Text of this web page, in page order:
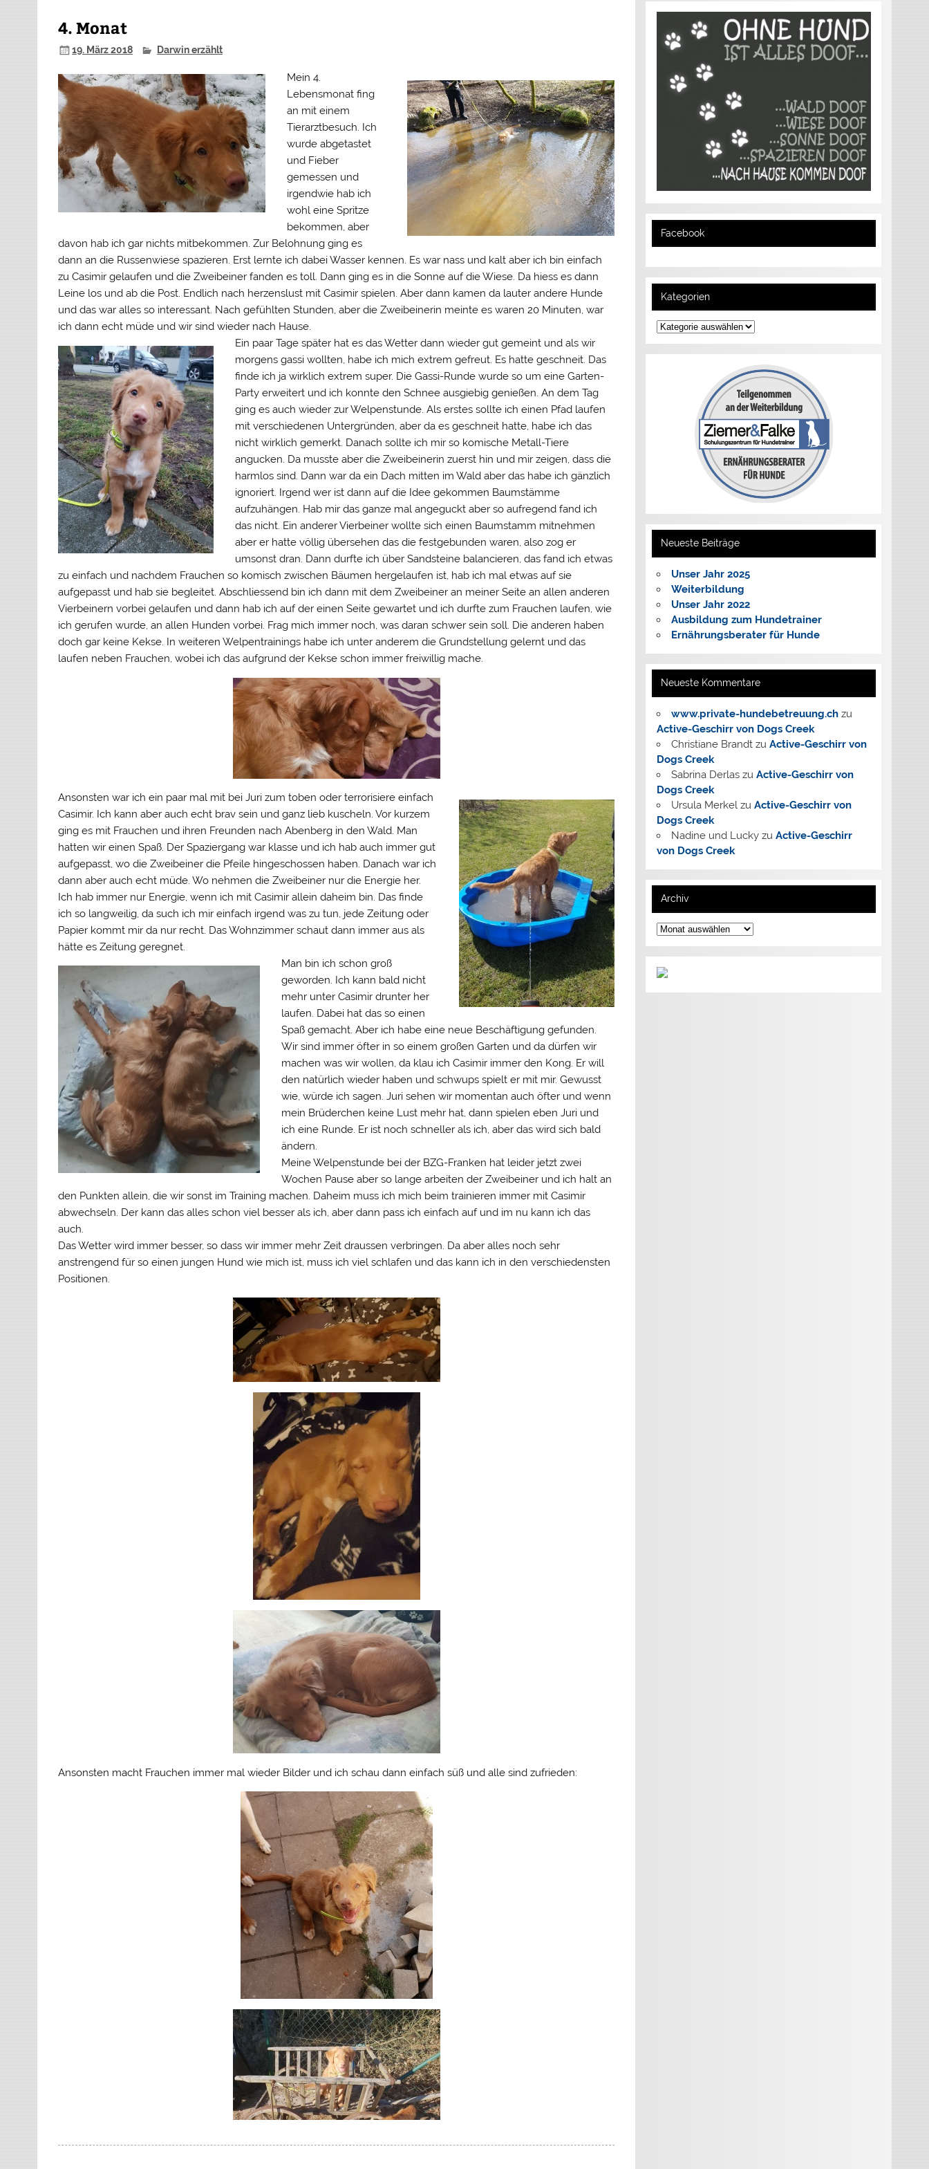
4. Monat
19. März 2018 Darwin erzählt
Mein 4.
Lebensmonat fing
an mit einem
Tierarztbesuch. Ich
wurde abgetastet
und Fieber
gemessen und
irgendwie hab ich
wohl eine Spritze
bekommen, aber
davon hab ich gar nichts mitbekommen. Zur Belohnung ging es
dann an die Russenwiese spazieren. Erst lernte ich dabei Wasser kennen. Es war nass und kalt aber ich bin einfach
zu Casimir gelaufen und die Zweibeiner fanden es toll. Dann ging es in die Sonne auf die Wiese. Da hiess es dann
Leine los und ab die Post. Endlich nach herzenslust mit Casimir spielen. Aber dann kamen da lauter andere Hunde
und das war alles so interessant. Nach gefühlten Stunden, aber die Zweibeinerin meinte es waren 20 Minuten, war
ich dann echt müde und wir sind wieder nach Hause.
Ein paar Tage später hat es das Wetter dann wieder gut gemeint und als wir
morgens gassi wollten, habe ich mich extrem gefreut. Es hatte geschneit. Das
finde ich ja wirklich extrem super. Die Gassi-Runde wurde so um eine Garten-
Party erweitert und ich konnte den Schnee ausgiebig genießen. An dem Tag
ging es auch wieder zur Welpenstunde. Als erstes sollte ich einen Pfad laufen
mit verschiedenen Untergründen, aber da es geschneit hatte, habe ich das
nicht wirklich gemerkt. Danach sollte ich mir so komische Metall-Tiere
angucken. Da musste aber die Zweibeinerin zuerst hin und mir zeigen, dass die
harmlos sind. Dann war da ein Dach mitten im Wald aber das habe ich gänzlich
ignoriert. Irgend wer ist dann auf die Idee gekommen Baumstämme
aufzuhängen. Hab mir das ganze mal angeguckt aber so aufregend fand ich
das nicht. Ein anderer Vierbeiner wollte sich einen Baumstamm mitnehmen
aber er hatte völlig übersehen das die festgebunden waren, also zog er
umsonst dran. Dann durfte ich über Sandsteine balancieren, das fand ich etwas
zu einfach und nachdem Frauchen so komisch zwischen Bäumen hergelaufen ist, hab ich mal etwas auf sie
aufgepasst und hab sie begleitet. Abschliessend bin ich dann mit dem Zweibeiner an meiner Seite an allen anderen
Vierbeinern vorbei gelaufen und dann hab ich auf der einen Seite gewartet und ich durfte zum Frauchen laufen, wie
ich gerufen wurde, an allen Hunden vorbei. Frag mich immer noch, was daran schwer sein soll. Die anderen haben
doch gar keine Kekse. In weiteren Welpentrainings habe ich unter anderem die Grundstellung gelernt und das
laufen neben Frauchen, wobei ich das aufgrund der Kekse schon immer freiwillig mache.
Ansonsten war ich ein paar mal mit bei Juri zum toben oder terrorisiere einfach
Casimir. Ich kann aber auch echt brav sein und ganz lieb kuscheln. Vor kurzem
ging es mit Frauchen und ihren Freunden nach Abenberg in den Wald. Man
hatten wir einen Spaß. Der Spaziergang war klasse und ich hab auch immer gut
aufgepasst, wo die Zweibeiner die Pfeile hingeschossen haben. Danach war ich
dann aber auch echt müde. Wo nehmen die Zweibeiner nur die Energie her.
Ich hab immer nur Energie, wenn ich mit Casimir allein daheim bin. Das finde
ich so langweilig, da such ich mir einfach irgend was zu tun, jede Zeitung oder
Papier kommt mir da nur recht. Das Wohnzimmer schaut dann immer aus als
hätte es Zeitung geregnet.
Man bin ich schon groß
geworden. Ich kann bald nicht
mehr unter Casimir drunter her
laufen. Dabei hat das so einen
Spaß gemacht. Aber ich habe eine neue Beschäftigung gefunden.
Wir sind immer öfter in so einem großen Garten und da dürfen wir
machen was wir wollen, da klau ich Casimir immer den Kong. Er will
den natürlich wieder haben und schwups spielt er mit mir. Gewusst
wie, würde ich sagen. Juri sehen wir momentan auch öfter und wenn
mein Brüderchen keine Lust mehr hat, dann spielen eben Juri und
ich eine Runde. Er ist noch schneller als ich, aber das wird sich bald
ändern.
Meine Welpenstunde bei der BZG-Franken hat leider jetzt zwei
Wochen Pause aber so lange arbeiten der Zweibeiner und ich halt an
den Punkten allein, die wir sonst im Training machen. Daheim muss ich mich beim trainieren immer mit Casimir
abwechseln. Der kann das alles schon viel besser als ich, aber dann pass ich einfach auf und im nu kann ich das
auch.
Das Wetter wird immer besser, so dass wir immer mehr Zeit draussen verbringen. Da aber alles noch sehr
anstrengend für so einen jungen Hund wie mich ist, muss ich viel schlafen und das kann ich in den verschiedensten
Positionen.
Ansonsten macht Frauchen immer mal wieder Bilder und ich schau dann einfach süß und alle sind zufrieden:
Facebook
Kategorien
Kategorien
Neueste Beiträge
Unser Jahr 2025
Weiterbildung
Unser Jahr 2022
Ausbildung zum Hundetrainer
Ernährungsberater für Hunde
Neueste Kommentare
www.private-hundebetreuung.chzu
Active-Geschirr von Dogs Creek
Christiane Brandtzu Active-Geschirr von
Dogs Creek
Sabrina Derlaszu Active-Geschirr von
Dogs Creek
Ursula Merkelzu Active-Geschirr von
Dogs Creek
Nadine und Luckyzu Active-Geschirr
von Dogs Creek
Archiv
Archiv